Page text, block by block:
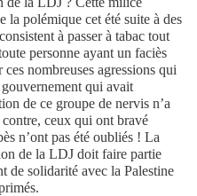
la polémique cet été suite à des
à passer à tabac tout
personne ayant un faciès
nombreuses agressions qui
qui avait
de ce groupe de nervis n’a
ceux qui ont bravé
n’ont pas été oubliés ! La
de la LDJ doit faire partie
de solidarité avec la Palestine